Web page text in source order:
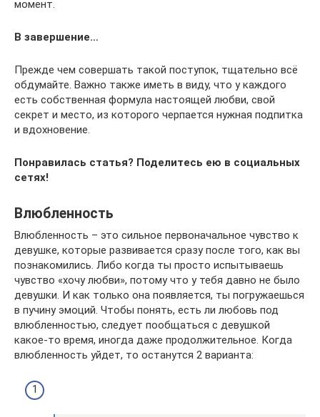
момент.
В завершение…
Прежде чем совершать такой поступок, тщательно всё
обдумайте. Важно также иметь в виду, что у каждого
есть собственная формула настоящей любви, свой
секрет и место, из которого черпается нужная подпитка
и вдохновение.
Понравилась статья? Поделитесь ею в социальных
сетях!
Влюбленность
Влюбленность – это сильное первоначальное чувство к
девушке, которые развивается сразу после того, как вы
познакомились. Либо когда ты просто испытываешь
чувство «хочу любви», потому что у тебя давно не было
девушки. И как только она появляется, ты погружаешься
в пучину эмоций. Чтобы понять, есть ли любовь под
влюбленностью, следует пообщаться с девушкой
какое-то время, иногда даже продолжительное. Когда
влюбленность уйдет, то останутся 2 варианта: